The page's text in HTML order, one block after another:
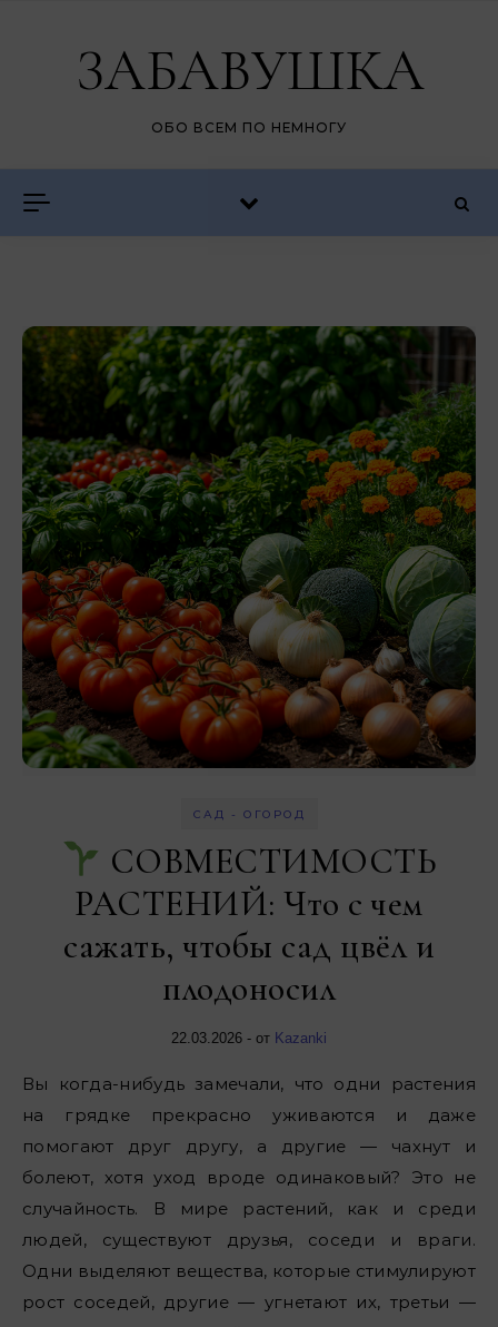
ЗАБАВУШКА
ОБО ВСЕМ ПО НЕМНОГУ
САД - ОГОРОД
СОВМЕСТИМОСТЬ
РАСТЕНИЙ: Что с чем
сажать, чтобы сад цвёл и
плодоносил
22.03.2026 - от Kazanki
Вы когда-нибудь замечали, что одни растения
на грядке прекрасно уживаются и даже
помогают друг другу, а другие — чахнут и
болеют, хотя уход вроде одинаковый? Это не
случайность. В мире растений, как и среди
людей, существуют друзья, соседи и враги.
Одни выделяют вещества, которые стимулируют
рост соседей, другие — угнетают их, третьи —